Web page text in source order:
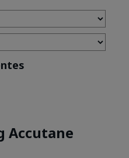
Accutane